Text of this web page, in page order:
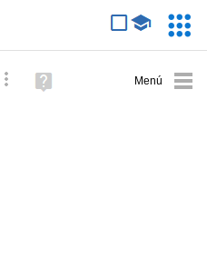
Búsqueda avanzada
Ayuda
(en